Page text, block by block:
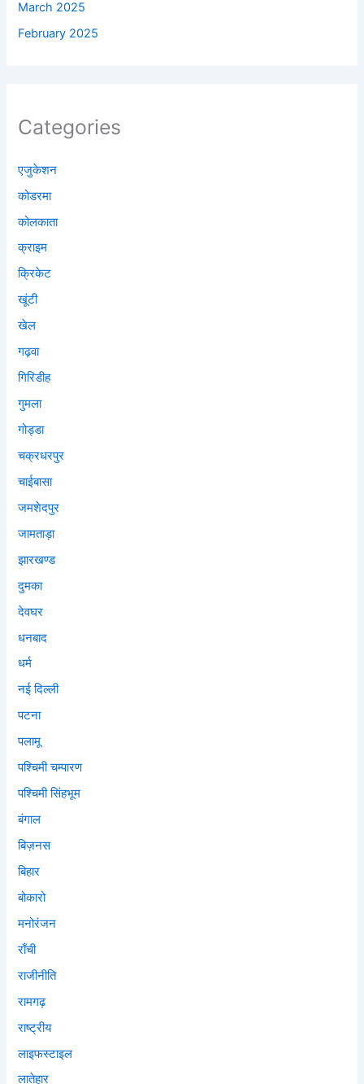
March 2025
February 2025
Categories
एजुकेशन
कोडरमा
कोलकाता
क्राइम
क्रिकेट
खूंटी
खेल
गढ़वा
गिरिडीह
गुमला
गोड्डा
चक्रधरपुर
चाईबासा
जमशेदपुर
जामताड़ा
झारखण्ड
दुमका
देवघर
धनबाद
धर्म
नई दिल्ली
पटना
पलामू
पश्चिमी चम्पारण
पश्चिमी सिंहभूम
बंगाल
बिज़नस
बिहार
बोकारो
मनोरंजन
राँची
राजीनीति
रामगढ़
राष्ट्रीय
लाइफस्टाइल
लातेहार